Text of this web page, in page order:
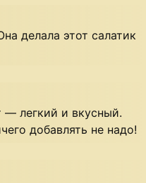
делала этот салатик
— легкий и вкусный.
добавлять не надо!